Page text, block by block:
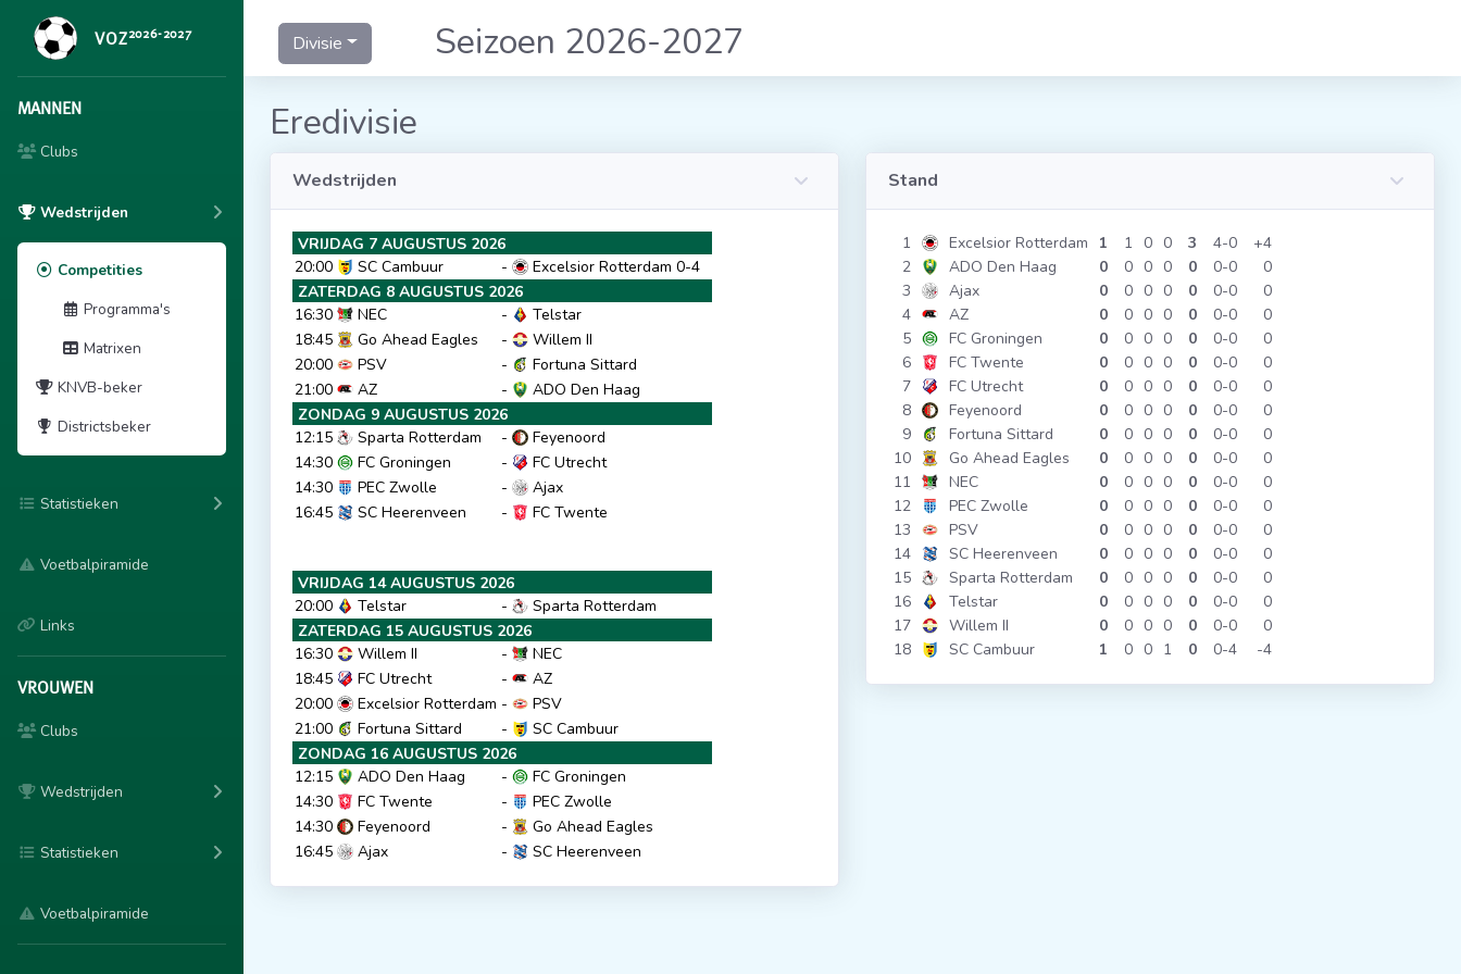
VOZ2026-2027
MANNEN
Clubs
Wedstrijden
Competities
Programma's
Matrixen
KNVB-beker
Districtsbeker
Statistieken
Voetbalpiramide
Links
VROUWEN
Clubs
Wedstrijden
Statistieken
Voetbalpiramide
Divisie
Seizoen 2026-2027
Eredivisie
Wedstrijden
VRIJDAG 7 AUGUSTUS 2026
20:00
SC Cambuur - Excelsior Rotterdam 0-4
ZATERDAG 8 AUGUSTUS 2026
16:30
NEC -
Telstar
18:45
Go Ahead Eagles -
Willem II
20:00
PSV -
Fortuna Sittard
21:00
AZ -
ADO Den Haag
ZONDAG 9 AUGUSTUS 2026
12:15
Sparta Rotterdam -
Feyenoord
14:30
FC Groningen -
FC Utrecht
14:30
PEC Zwolle -
Ajax
16:45
SC Heerenveen - FC Twente
VRIJDAG 14 AUGUSTUS 2026
20:00
Telstar -
Sparta Rotterdam
ZATERDAG 15 AUGUSTUS 2026
16:30
Willem II -
NEC
18:45
FC Utrecht -
AZ
20:00
Excelsior Rotterdam -
PSV
21:00
Fortuna Sittard -
SC Cambuur
ZONDAG 16 AUGUSTUS 2026
12:15
ADO Den Haag -
FC Groningen
14:30
FC Twente -
PEC Zwolle
14:30
Feyenoord -
Go Ahead Eagles
16:45
Ajax - SC Heerenveen
Stand
1 Excelsior Rotterdam 1 1 0 0 3 4 0
+4
2
ADO Den Haag 0 0 0 0 0 0 0
0
3
Ajax 0 0 0 0 0 0 0
0
4
AZ 0 0 0 0 0 0 0
0
5
FC Groningen 0 0 0 0 0 0 0
0
6
FC Twente 0 0 0 0 0 0 0
0
7
FC Utrecht 0 0 0 0 0 0 0
0
8
Feyenoord 0 0 0 0 0 0 0
0
9
Fortuna Sittard 0 0 0 0 0 0 0
0
10
Go Ahead Eagles 0 0 0 0 0 0 0
0
11
NEC 0 0 0 0 0 0 0
0
12
PEC Zwolle 0 0 0 0 0 0 0
0
13
PSV 0 0 0 0 0 0 0
0
14
SC Heerenveen 0 0 0 0 0 0 0
0
15
Sparta Rotterdam 0 0 0 0 0 0 0
0
16
Telstar 0 0 0 0 0 0 0
0
17
Willem II 0 0 0 0 0 0 0
0
18
SC Cambuur 1 0 0 1 0 0 4 -4